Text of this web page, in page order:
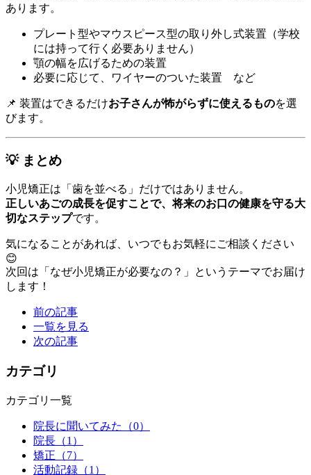
あります。
プレート型やマウスピース型の取り外し式装置（学校
には持って行く必要ありません）
顎の幅を広げるための装置
必要に応じて、ワイヤーのついた装置 など
📌 装置はできるだけお子さんが怖がらずに使えるものを選
びます。
💡 まとめ
小児矯正は「歯を並べる」だけではありません。
正しいあごの成長を促すことで、将来のお口の健康を守る大
切なステップです。
気になることがあれば、いつでもお気軽にご相談ください
😊
次回は「なぜ小児矯正が必要なの？」というテーマでお届け
します！
前の記事
一覧を見る
次の記事
カテゴリ
カテゴリ一覧
院長に聞いてみた
（0）
院長 （1）
矯正 （7）
活動記録 （1）